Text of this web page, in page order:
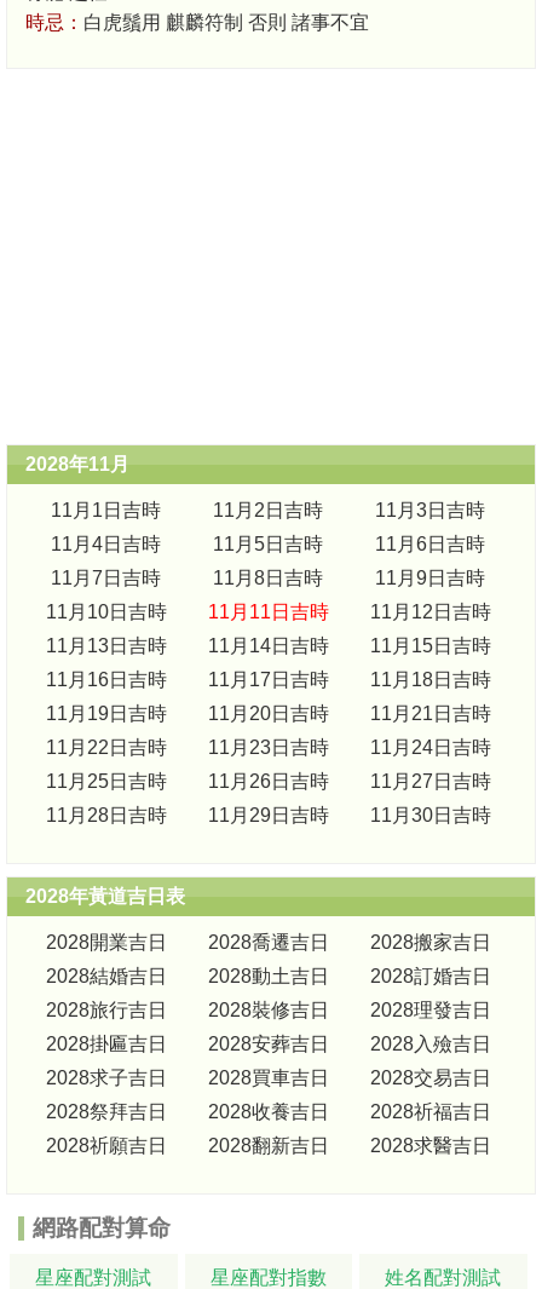
時忌： 白虎鬚用 麒麟符制 否則 諸事不宜
2028年11月
11月1日吉時 11月2日吉時
11月3日吉時
11月4日吉時
11月5日吉時
11月6日吉時
11月7日吉時
11月8日吉時
11月9日吉時
11月10日吉時
11月11日吉時
11月12日吉時
11月13日吉時
11月14日吉時
11月15日吉時
11月16日吉時
11月17日吉時
11月18日吉時
11月19日吉時
11月20日吉時
11月21日吉時
11月22日吉時
11月23日吉時
11月24日吉時
11月25日吉時
11月26日吉時
11月27日吉時
11月28日吉時
11月29日吉時 11月30日吉時
2028年黃道吉日表
2028開業吉日 2028喬遷吉日
2028搬家吉日
2028結婚吉日
2028動土吉日
2028訂婚吉日
2028旅行吉日
2028裝修吉日
2028理發吉日
2028掛匾吉日
2028安葬吉日
2028入殮吉日
2028求子吉日
2028買車吉日
2028交易吉日
2028祭拜吉日
2028收養吉日
2028祈福吉日
2028祈願吉日
2028翻新吉日 2028求醫吉日
網路配對算命
星座配對測試 星座配對指數 姓名配對測試